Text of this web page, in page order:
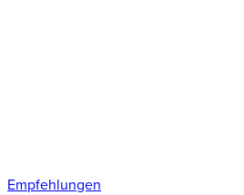
Empfehlungen